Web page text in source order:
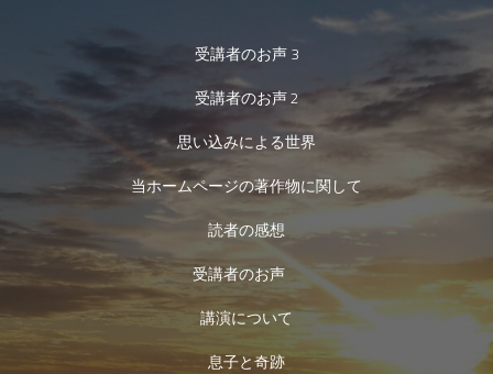
受講者のお声 3
受講者のお声 2
思い込みによる世界
当ホームページの著作物に関して
読者の感想
受講者のお声
講演について
息子と奇跡